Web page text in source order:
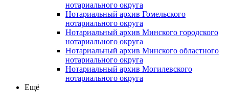
нотариального округа
Нотариальный архив Гомельского
нотариального округа
Нотариальный архив Минского городского
нотариального округа
Нотариальный архив Минского областного
нотариального округа
Нотариальный архив Могилевского
нотариального округа
Ещё